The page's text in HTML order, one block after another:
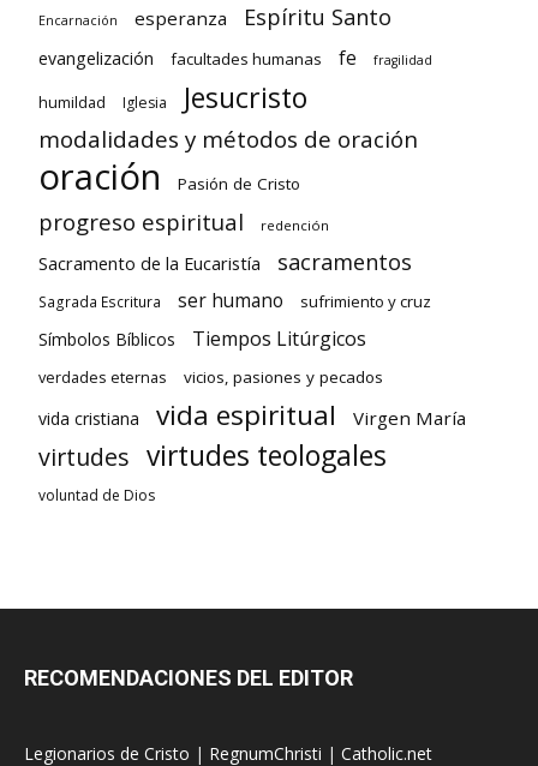
Encarnación esperanza Espíritu Santo
evangelización facultades humanas fe fragilidad
humildad Iglesia Jesucristo
modalidades y métodos de oración
oración Pasión de Cristo
progreso espiritual redención
Sacramento de la Eucaristía sacramentos
Sagrada Escritura ser humano sufrimiento y cruz
Símbolos Bíblicos Tiempos Litúrgicos
verdades eternas vicios, pasiones y pecados
vida cristiana vida espiritual Virgen María
virtudes virtudes teologales
voluntad de Dios
RECOMENDACIONES DEL EDITOR
Legionarios de Cristo | RegnumChristi | Catholic.net